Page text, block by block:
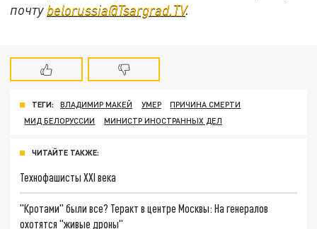
почту belorussia@Tsargrad.TV.
ТЕГИ: ВЛАДИМИР МАКЕЙ УМЕР
ПРИЧИНА СМЕРТИ
МИД БЕЛОРУССИИ
МИНИСТР ИНОСТРАННЫХ ДЕЛ
ЧИТАЙТЕ ТАКЖЕ:
Технофашисты XXI века
"Кротами" были все? Теракт в центре Москвы: На генералов
охотятся "живые дроны"